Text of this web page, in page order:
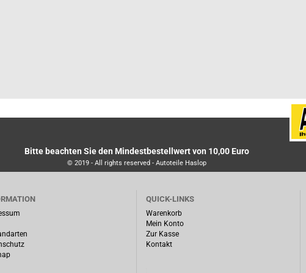
Bitte beachten Sie den Mindestbestellwert von 10,00 Euro
© 2019 - All rights reserved - Autoteile Haslop
QUICK-LINKS
Warenkorb
Mein Konto
Zur Kasse
Kontakt